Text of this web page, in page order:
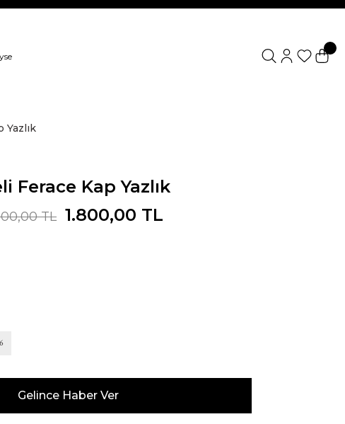
Yazlık
Ferace Kap Yazlık
TL 1.800,00 TL
Gelince Haber Ver